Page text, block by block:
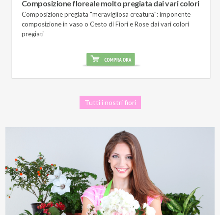
Composizione floreale molto pregiata dai vari colori
Composizione pregiata "meravigliosa creatura": imponente
composizione in vaso o Cesto di Fiori e Rose dai vari colori
pregiati
Tutti i nostri fiori